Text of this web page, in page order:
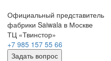
Официальный представитель
фабрики Saiwala в Москве
ТЦ «Твинстор»
+7 985 157 55 66
Задать вопрос